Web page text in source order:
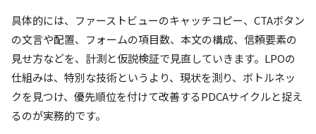
具体的には、ファーストビューのキャッチコピー、CTAボタン
の文言や配置、フォームの項目数、本文の構成、信頼要素の
見せ方などを、計測と仮説検証で見直していきます。LPOの
仕組みは、特別な技術というより、現状を測り、ボトルネッ
クを見つけ、優先順位を付けて改善するPDCAサイクルと捉え
るのが実務的です。